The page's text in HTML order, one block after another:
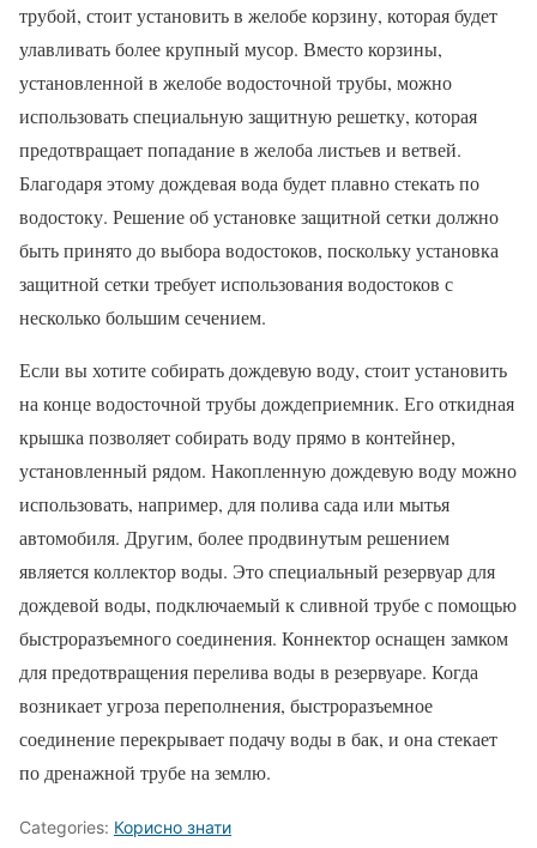
трубой, стоит установить в желобе корзину, которая будет
улавливать более крупный мусор. Вместо корзины,
установленной в желобе водосточной трубы, можно
использовать специальную защитную решетку, которая
предотвращает попадание в желоба листьев и ветвей.
Благодаря этому дождевая вода будет плавно стекать по
водостоку. Решение об установке защитной сетки должно
быть принято до выбора водостоков, поскольку установка
защитной сетки требует использования водостоков с
несколько большим сечением.
Если вы хотите собирать дождевую воду, стоит установить
на конце водосточной трубы дождеприемник. Его откидная
крышка позволяет собирать воду прямо в контейнер,
установленный рядом. Накопленную дождевую воду можно
использовать, например, для полива сада или мытья
автомобиля. Другим, более продвинутым решением
является коллектор воды. Это специальный резервуар для
дождевой воды, подключаемый к сливной трубе с помощью
быстроразъемного соединения. Коннектор оснащен замком
для предотвращения перелива воды в резервуаре. Когда
возникает угроза переполнения, быстроразъемное
соединение перекрывает подачу воды в бак, и она стекает
по дренажной трубе на землю.
Categories: Корисно знати